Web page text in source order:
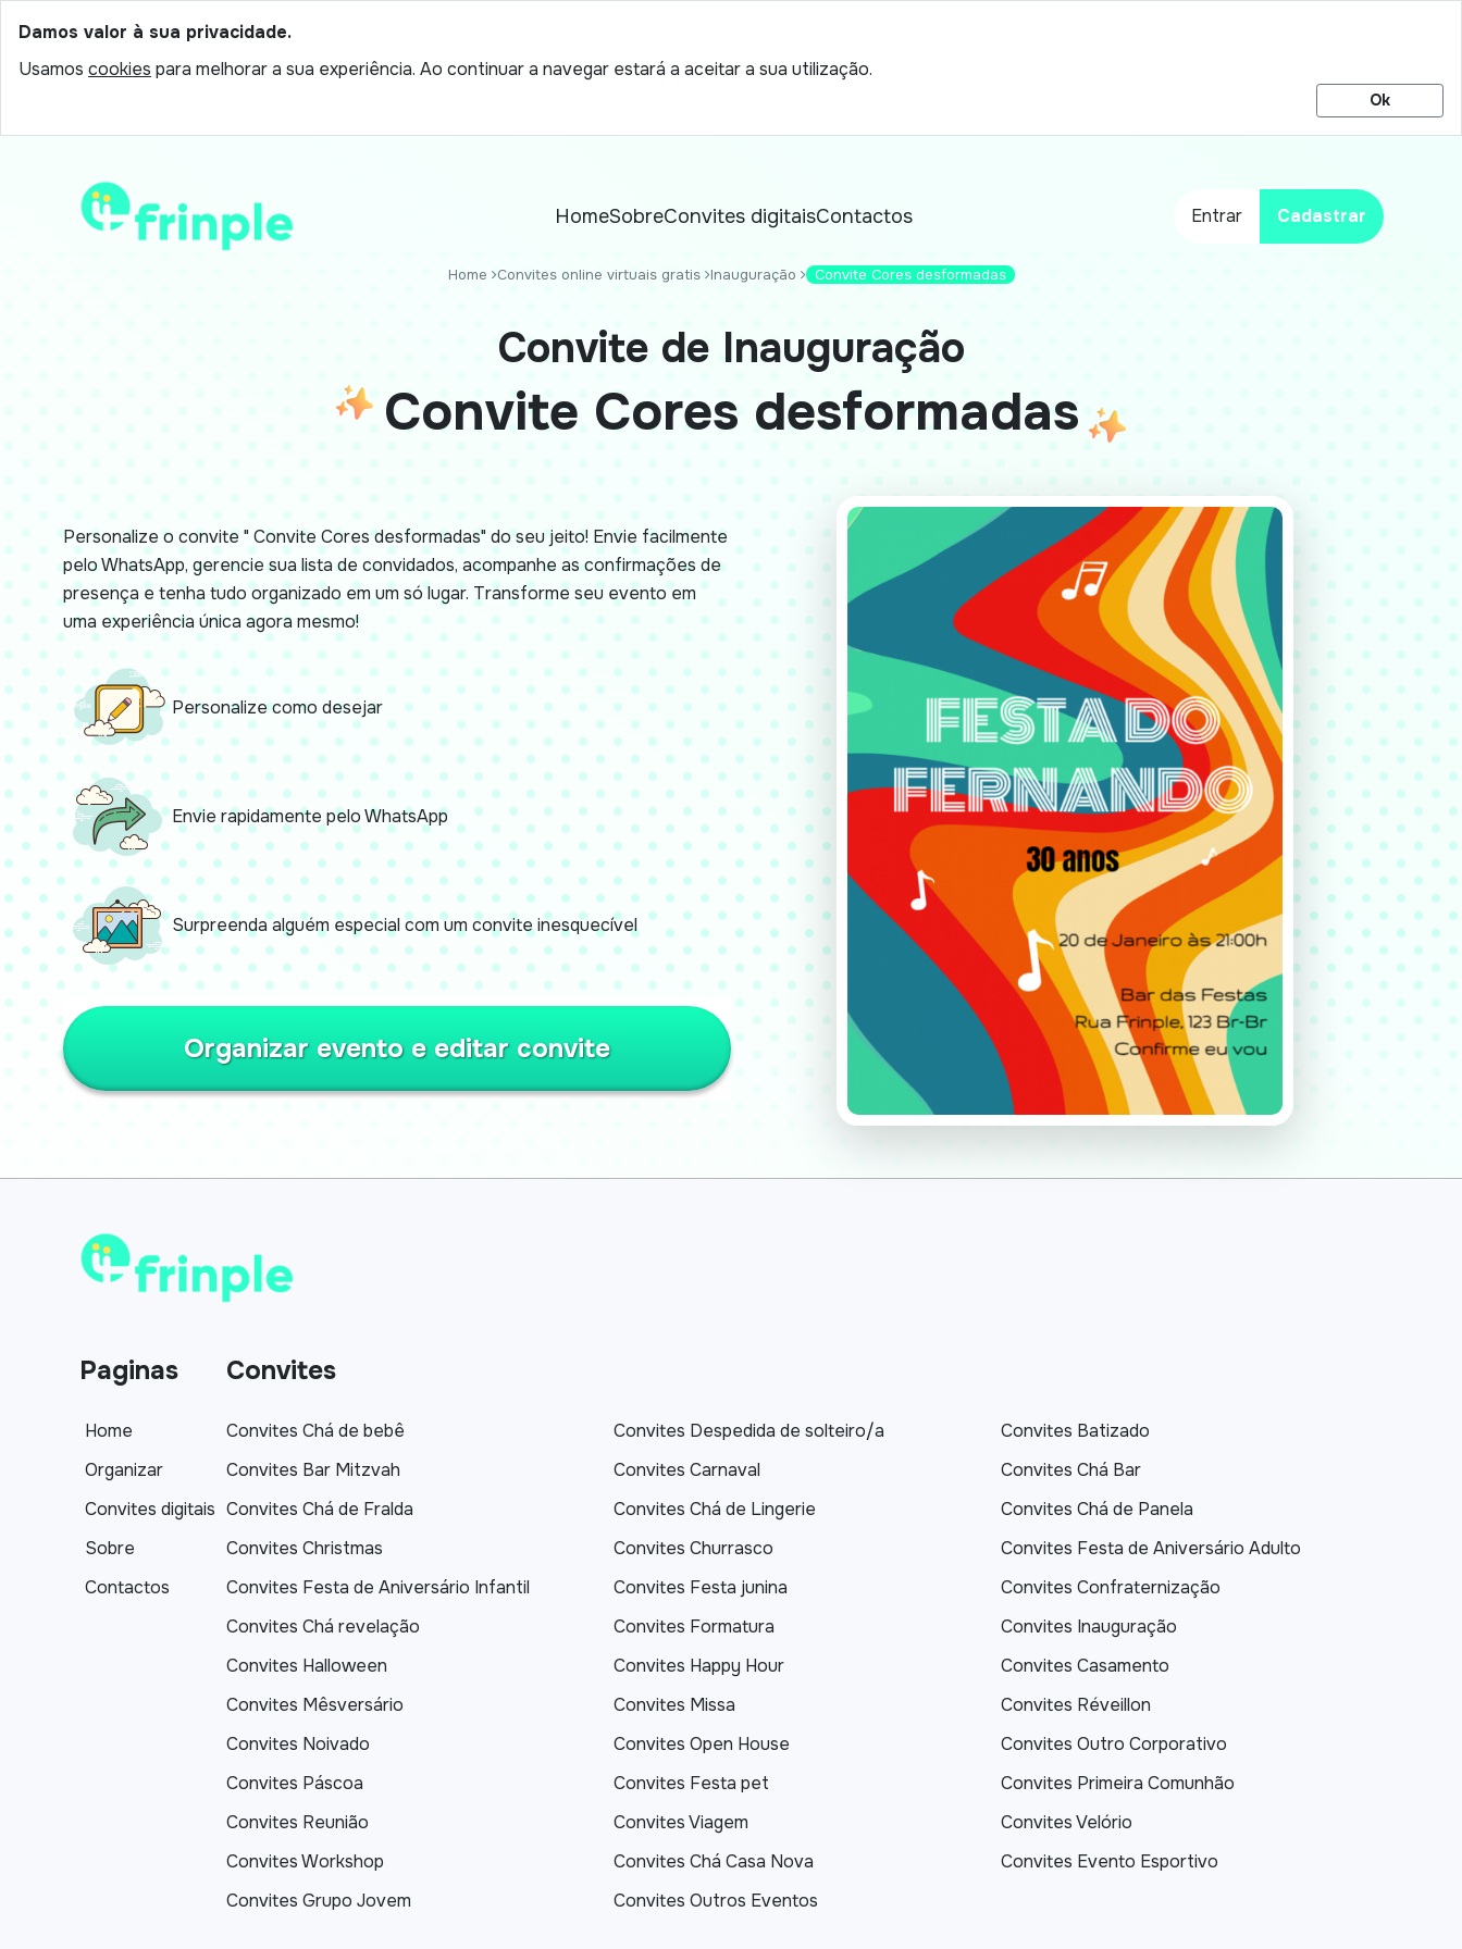
Damos valor à sua privacidade.
Usamos cookies para melhorar a sua experiência. Ao continuar a navegar estará a aceitar a sua utilização.
Ok
HomeSobreConvites digitaisContactos Entrar Cadastrar
Home Convites online virtuais gratis Inauguração Convite Cores desformadas
Convite de Inauguração
Convite Cores desformadas
Personalize o convite " Convite Cores desformadas" do seu jeito! Envie facilmente
pelo WhatsApp, gerencie sua lista de convidados, acompanhe as confirmações de
presença e tenha tudo organizado em um só lugar. Transforme seu evento em
uma experiência única agora mesmo!
Personalize como desejar
Envie rapidamente pelo WhatsApp
Surpreenda alguém especial com um convite inesquecível
Organizar evento e editar convite
Paginas
Home
Organizar
Convites digitais
Sobre
Contactos
Convites
Convites Chá de bebê Convites Despedida de solteiro/a
Convites Batizado
Convites Bar Mitzvah
Convites Carnaval
Convites Chá Bar
Convites Chá de Fralda
Convites Chá de Lingerie
Convites Chá de Panela
Convites Christmas
Convites Churrasco
Convites Festa de Aniversário Adulto
Convites Festa de Aniversário Infantil
Convites Festa junina
Convites Confraternização
Convites Chá revelação
Convites Formatura
Convites Inauguração
Convites Halloween
Convites Happy Hour
Convites Casamento
Convites Mêsversário
Convites Missa
Convites Réveillon
Convites Noivado
Convites Open House
Convites Outro Corporativo
Convites Páscoa
Convites Festa pet
Convites Primeira Comunhão
Convites Reunião
Convites Viagem
Convites Velório
Convites Workshop
Convites Chá Casa Nova
Convites Evento Esportivo
Convites Grupo Jovem
Convites Outros Eventos